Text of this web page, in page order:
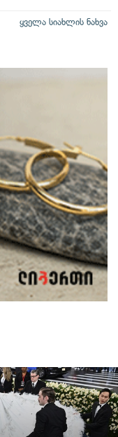
ყველა სიახლის ნახვა